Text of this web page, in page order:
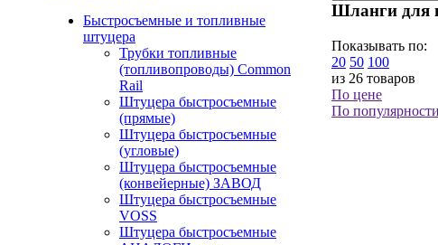
Быстросъемные и топливные
штуцера
Трубки топливные
(топливопроводы) Common
Rail
Штуцера быстросъемные
(прямые)
Штуцера быстросъемные
(угловые)
Штуцера быстросъемные
(конвейерные) ЗАВОД
Штуцера быстросъемные
VOSS
Штуцера быстросъемные
Шланги для
Показывать по:
20 50 100
из 26 товаров
По цене
По популярности